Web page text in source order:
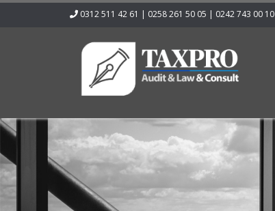
0312 511 42 61 | 0258 261 50 05 | 0242 743 00 10